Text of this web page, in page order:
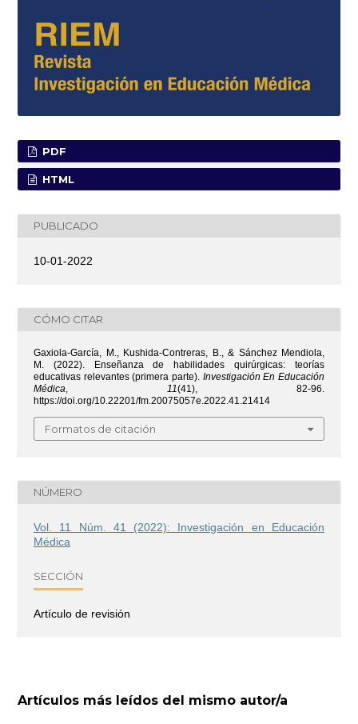
PDF
HTML
PUBLICADO
10-01-2022
CÓMO CITAR
Gaxiola-García, M., Kushida-Contreras, B., & Sánchez Mendiola,
M. (2022). Enseñanza de habilidades quirúrgicas: teorías
educativas relevantes (primera parte). Investigación En Educación
Médica, 11(41), 82-96.
https://doi.org/10.22201/fm.20075057e.2022.41.21414
Formatos de citación
NÚMERO
Vol. 11 Núm. 41 (2022): Investigación en Educación
Médica
SECCIÓN
Artículo de revisión
Artículos más leídos del mismo autor/a